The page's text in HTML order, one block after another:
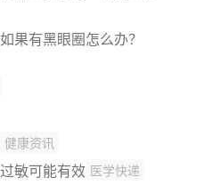
果有黑眼圈怎么办？
健康资讯
敏可能有效 医学快递